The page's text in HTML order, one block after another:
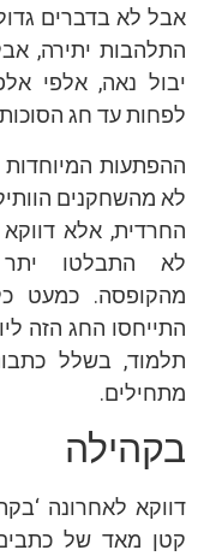
אבל לא בדברים
התלהבות יתירה,
יבול נאה, אלפי
לפחות עד חג
ההפתעות המיוחדות
לא מהשחקנים
החרדית, אלא
לא התבלטו
מהקופסה. כמעט כל
תלמוד, בשלל
מתחילים.
בקהילה
דווקא לאחרונה
קטן מאד של